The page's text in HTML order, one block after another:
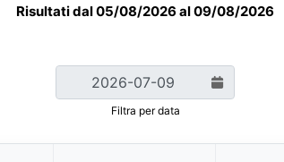
Risultati dal 05/08/2026 al 09/08/2026
Filtra per data